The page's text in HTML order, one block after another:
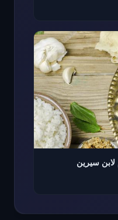
لابن سيرين